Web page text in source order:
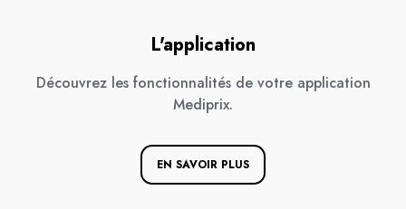
L'application
Découvrez les fonctionnalités de votre application
Mediprix.
EN SAVOIR PLUS